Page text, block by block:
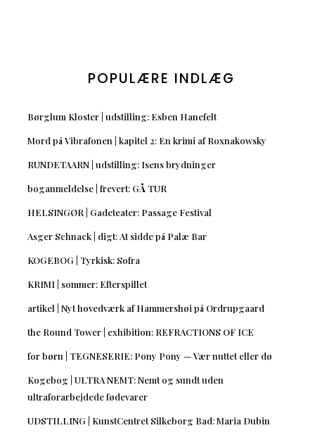
POPULÆRE INDLÆG
Børglum Kloster | udstilling: Esben Hanefelt
Mord på Vibrafonen | kapitel 2: En krimi af Roxnakowsky
RUNDETAARN | udstilling: Isens brydninger
boganmeldelse | frevert: GÅ TUR
HELSINGØR | Gadeteater: Passage Festival
Asger Schnack | digt: At sidde på Palæ Bar
KOGEBOG | Tyrkisk: Sofra
KRIMI | sommer: Efterspillet
artikel | Nyt hovedværk af Hammershøi på Ordrupgaard
the Round Tower | exhibition: REFRACTIONS OF ICE
for børn | TEGNESERIE: Pony Pony — Vær nuttet eller dø
Kogebog | ULTRA NEMT: Nemt og sundt uden
ultraforarbejdede fødevarer
UDSTILLING | KunstCentret Silkeborg Bad: Maria Dubin